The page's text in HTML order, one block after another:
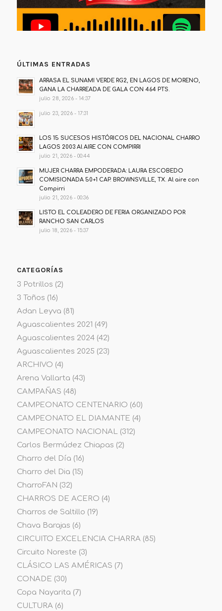
ÚLTIMAS ENTRADAS
ARRASA EL SUNAMI VERDE RG2, EN LAGOS DE MORENO,
GANA LA CHARREADA DE GALA CON 464 PTS.
julio 28, 2026 - 14:37
julio 23, 2026 - 17:31
LOS 15 SUCESOS HISTÓRICOS DEL NACIONAL CHARRO
LAGOS 2003 Al AIRE CON COMPIRRI
julio 21, 2026 - 00:44
MUJER CHARRA EMPODERADA: LAURA ESCOBEDO
COMISIONADA 50+1 CAP. BROWNSVILLE, TX. Al aire con
Compirri
julio 21, 2026 - 00:36
LISTO EL COLEADERO DE FERIA ORGANIZADO POR
RANCHO SAN CARLOS
julio 18, 2026 - 15:37
CATEGORÍAS
3 Potrillos (2)
3 Toños (16)
Adan Leyva (81)
Aguascalientes 2021 (49)
Aguascalientes 2024(42)
Aguascalientes 2025 (23)
ARCHIVO (4)
Arena Vallarta (43)
CAMPAÑAS (48)
CAMPEONATO CENTENARIO (60)
CAMPEONATO EL DIAMANTE (4)
CAMPEONATO NACIONAL(312)
Carlos Bermúdez Chiapas (2)
Charro del Día (16)
Charro del Dia (15)
CharroFAN (32)
CHARROS DE ACERO (4)
Charros de Saltillo (19)
Chava Barajas (6)
CIRCUITO EXCELENCIA CHARRA(85)
Circuito Noreste (3)
CLÁSICO LAS AMÉRICAS (7)
CONADE (30)
Copa Nayarita (7)
CULTURA(6)